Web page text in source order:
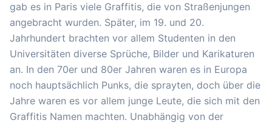
gab es in Paris viele Graffitis, die von Straßenjungen
angebracht wurden. Später, im 19. und 20.
Jahrhundert brachten vor allem Studenten in den
Universitäten diverse Sprüche, Bilder und Karikaturen
an. In den 70er und 80er Jahren waren es in Europa
noch hauptsächlich Punks, die sprayten, doch über die
Jahre waren es vor allem junge Leute, die sich mit den
Graffitis Namen machten. Unabhängig von der